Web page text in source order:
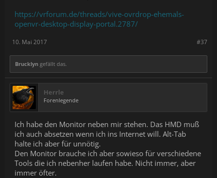
https://vrforum.de/threads/vive-ovrdrop-ehemals-
openvr-desktop-display-portal.2787/
#37
10. Mai 2017
Brucklyn gefällt das.
Herrle
Forenlegende
Ich habe den Monitor neben mir stehen. Das HMD muß
ich auch absetzen wenn ich ins Internet will. Alt-Tab
halte ich aber für unnötig.
Den Monitor brauche ich aber sowieso für verschiedene
Tools die ich nebenher laufen habe. Nicht immer, aber
immer öfter.